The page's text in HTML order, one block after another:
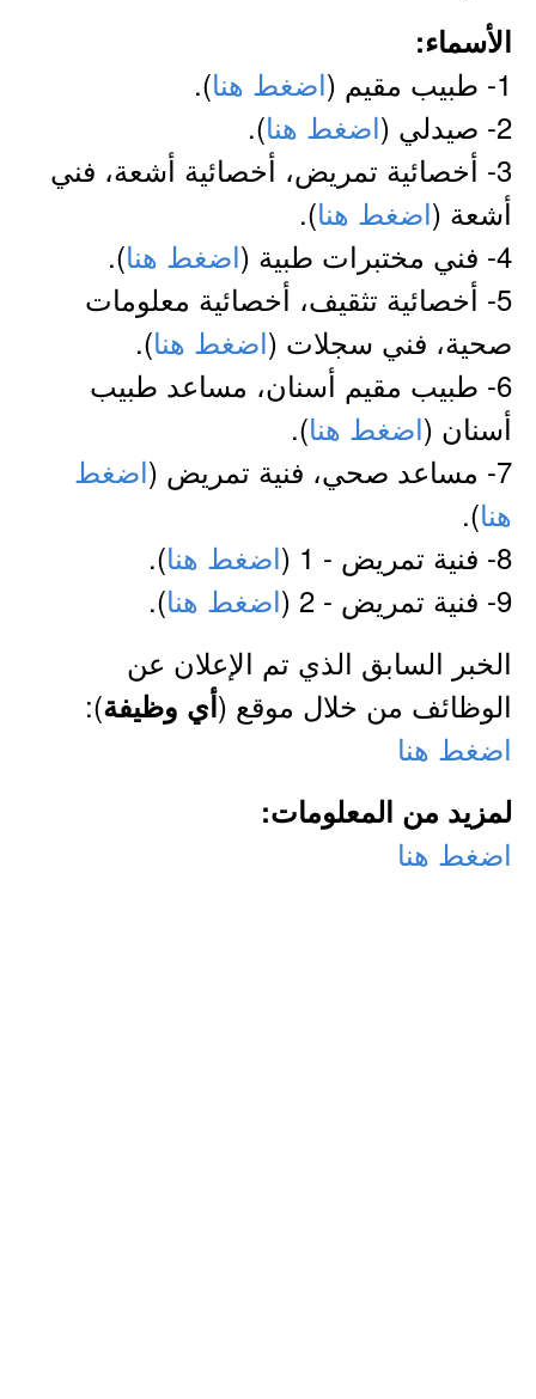
الأسماء:
1- طبيب مقيم ( اضغط هنا).
2- صيدلي (
اضغط هنا).
3- أخصائية تمريض، أخصائية أشعة، فني
أشعة (اضغط هنا).
4- فني مختبرات طبية (
اضغط هنا).
5- أخصائية تثقيف، أخصائية معلومات
صحية، فني سجلات (اضغط هنا).
6- طبيب مقيم أسنان، مساعد طبيب
أسنان (اضغط هنا).
7- مساعد صحي، فنية تمريض (
اضغط
هنا).
8- فنية تمريض - 1 (
اضغط هنا).
9- فنية تمريض - 2 (
اضغط هنا).
الخبر السابق الذي تم الإعلان عن
الوظائف من خلال موقع (أي وظيفة):
اضغط هنا
لمزيد من المعلومات:
اضغط هنا